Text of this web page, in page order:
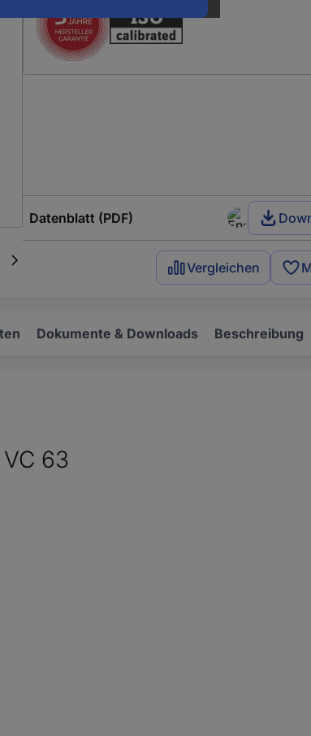
Datenblatt (PDF)
Vergleichen
Dokumente & Downloads Beschreibung
63